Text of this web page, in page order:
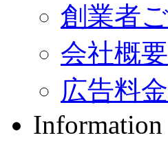
創業者
会社概要
広告料
Information